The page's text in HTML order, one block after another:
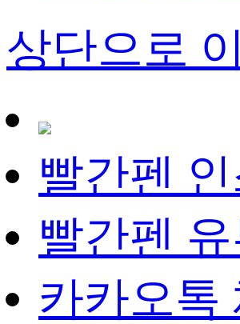
상단으로
빨간펜
빨간펜
카카오톡